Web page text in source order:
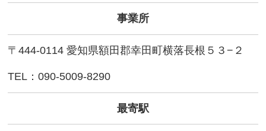
事業所
〒444-0114 愛知県額田郡幸田町横落長根５３−２
TEL：090-5009-8290
最寄駅